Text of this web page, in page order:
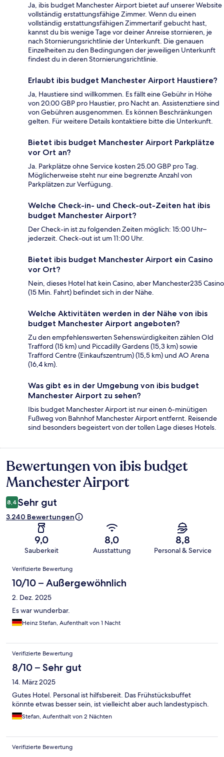
Ja, ibis budget Manchester Airport bietet auf unserer Website
vollständig erstattungsfähige Zimmer. Wenn du einen
vollständig erstattungsfähigen Zimmertarif gebucht hast,
kannst du bis wenige Tage vor deiner Anreise stornieren, je
nach Stornierungsrichtlinie der Unterkunft. Die genauen
Einzelheiten zu den Bedingungen der jeweiligen Unterkunft
findest du in deren Stornierungsrichtlinie.
Erlaubt ibis budget Manchester Airport Haustiere?
Ja, Haustiere sind willkommen. Es fällt eine Gebühr in Höhe
von 20.00 GBP pro Haustier, pro Nacht an. Assistenztiere sind
von Gebühren ausgenommen. Es können Beschränkungen
gelten. Für weitere Details kontaktiere bitte die Unterkunft.
Bietet ibis budget Manchester Airport Parkplätze
vor Ort an?
Ja. Parkplätze ohne Service kosten 25.00 GBP pro Tag.
Möglicherweise steht nur eine begrenzte Anzahl von
Parkplätzen zur Verfügung.
Welche Check-in- und Check-out-Zeiten hat ibis
budget Manchester Airport?
Der Check-in ist zu folgenden Zeiten möglich: 15:00 Uhr–
jederzeit. Check-out ist um 11:00 Uhr.
Bietet ibis budget Manchester Airport ein Casino
vor Ort?
Nein, dieses Hotel hat kein Casino, aber Manchester235 Casino
(15 Min. Fahrt) befindet sich in der Nähe.
Welche Aktivitäten werden in der Nähe von ibis
budget Manchester Airport angeboten?
Zu den empfehlenswerten Sehenswürdigkeiten zählen Old
Trafford (15 km) und Piccadilly Gardens (15,3 km) sowie
Trafford Centre (Einkaufszentrum) (15,5 km) und AO Arena
(16,4 km).
Was gibt es in der Umgebung von ibis budget
Manchester Airport zu sehen?
Ibis budget Manchester Airport ist nur einen 6-minütigen
Fußweg von Bahnhof Manchester Airport entfernt. Reisende
sind besonders begeistert von der tollen Lage dieses Hotels.
Bewertungen
Bewertungen von ibis budget
Manchester Airport
8,4 Sehr gut
3.240 Bewertungen
9,0
Sauberkeit
8,0
Ausstattung
8,8
Personal & Service
Bewertungen
Verifizierte Bewertung
10/10 – Außergewöhnlich
2. Dez. 2025
Es war wunderbar.
Heinz Stefan, Aufenthalt von 1 Nacht
Verifizierte Bewertung
8/10 – Sehr gut
14. März 2025
Gutes Hotel. Personal ist hilfsbereit. Das Frühstücksbuffet
könnte etwas besser sein, ist vielleicht aber auch landestypisch.
Stefan, Aufenthalt von 2 Nächten
Verifizierte Bewertung